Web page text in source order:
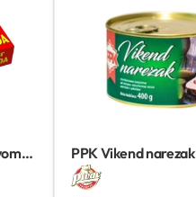
PPK Vikend narezak